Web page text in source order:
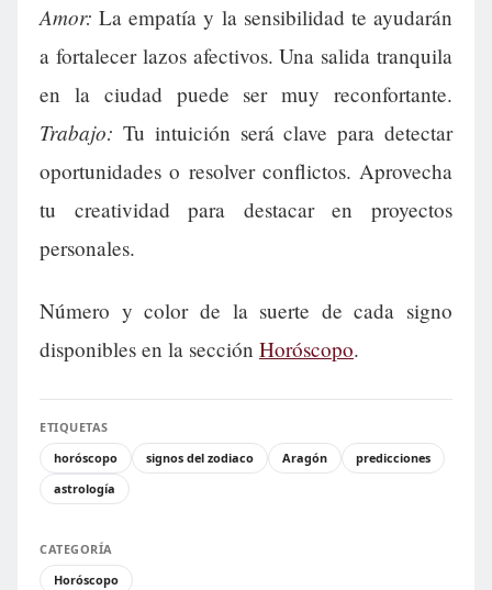
Amor: La empatía y la sensibilidad te ayudarán
a fortalecer lazos afectivos. Una salida tranquila
en la ciudad puede ser muy reconfortante.
Trabajo: Tu intuición será clave para detectar
oportunidades o resolver conflictos. Aprovecha
tu creatividad para destacar en proyectos
personales.
Número y color de la suerte de cada signo
disponibles en la sección Horóscopo.
ETIQUETAS
horóscopo
signos del zodiaco Aragón
predicciones
astrología
CATEGORÍA
Horóscopo